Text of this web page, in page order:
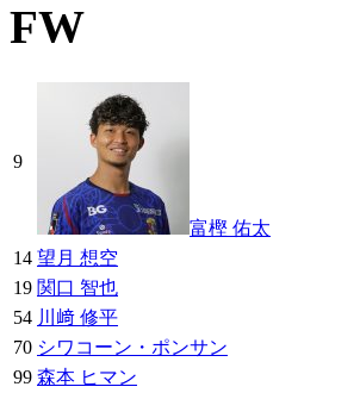
FW
9
富樫 佑太
14 望月 想空
19 関口 智也
54 川﨑 修平
70 シワコーン・ポンサン
99 森本 ヒマン